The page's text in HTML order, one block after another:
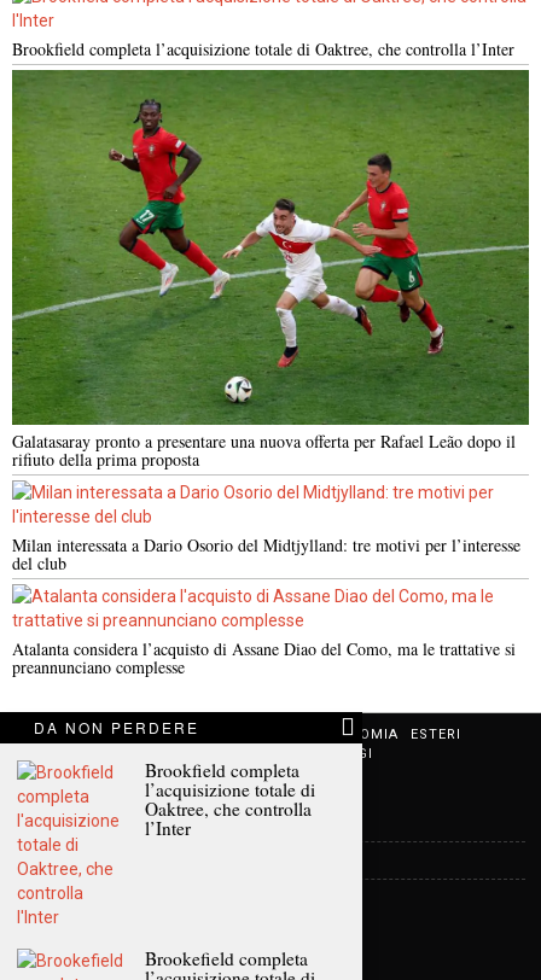
Brookfield completa l’acquisizione totale di Oaktree, che controlla l’Inter
Galatasaray pronto a presentare una nuova offerta per Rafael Leão dopo il
rifiuto della prima proposta
Milan interessata a Dario Osorio del Midtjylland: tre motivi per l’interesse
del club
Atalanta considera l’acquisto di Assane Diao del Como, ma le trattative si
preannunciano complesse
NOTIZIE URGENTI CRONACA ECONOMIA
ESTERI
VIAGGI
Contatti
Informativa sulla privacy
Politica sui Cookie
DA NON PERDERE
Brookfield completa
l’acquisizione totale di
Oaktree, che controlla
l’Inter
Brookefield completa